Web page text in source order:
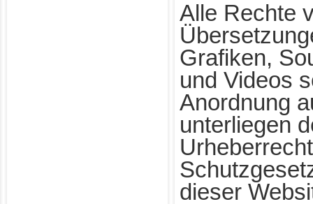
Alle Rechte
Grafiken,
und Videos
Anordnung
unterliegen
dieser